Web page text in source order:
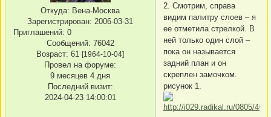
Откуда: Вена-Москва
Зарегистрирован: 2006-03-31
Приглашений: 0
Сообщений: 76042
Возраст: 61 [1964-10-04]
Провел на форуме:
9 месяцев 4 дня
Последний визит:
2024-04-23 14:00:01
2. Смотрим, справа
видим палитру слоев – я
ее отметила стрелкой. В
ней только один слой –
пока он называется
задний план и он
скреплен замочком.
рисунок 1.